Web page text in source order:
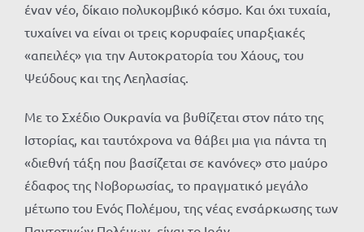
έναν νέο, δίκαιο πολυκομβικό κόσμο. Και όχι τυχαία,
τυχαίνει να είναι οι τρεις κορυφαίες υπαρξιακές
«απειλές» για την Αυτοκρατορία του Χάους, του
Ψεύδους και της Λεηλασίας.
Με το Σχέδιο Ουκρανία να βυθίζεται στον πάτο της
Ιστορίας, και ταυτόχρονα να θάβει μια για πάντα τη
«διεθνή τάξη που βασίζεται σε κανόνες» στο μαύρο
έδαφος της Νοβορωσίας, το πραγματικό μεγάλο
μέτωπο του Ενός Πολέμου, της νέας ενσάρκωσης των